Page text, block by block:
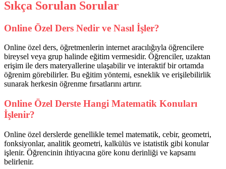
Sıkça Sorulan Sorular
Online Özel Ders Nedir ve Nasıl İşler?
Online özel ders, öğretmenlerin internet aracılığıyla öğrencilere
bireysel veya grup halinde eğitim vermesidir. Öğrenciler, uzaktan
erişim ile ders materyallerine ulaşabilir ve interaktif bir ortamda
öğrenim görebilirler. Bu eğitim yöntemi, esneklik ve erişilebilirlik
sunarak herkesin öğrenme fırsatlarını artırır.
Online Özel Derste Hangi Matematik Konuları
İşlenir?
Online özel derslerde genellikle temel matematik, cebir, geometri,
fonksiyonlar, analitik geometri, kalkülüs ve istatistik gibi konular
işlenir. Öğrencinin ihtiyacına göre konu derinliği ve kapsamı
belirlenir.